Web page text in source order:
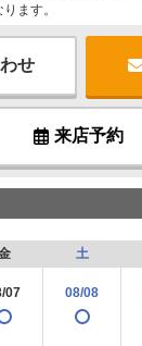
ます。
せ
来店予約
07
土
08/08